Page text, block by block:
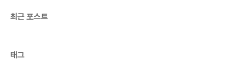
최근 포스트
태그